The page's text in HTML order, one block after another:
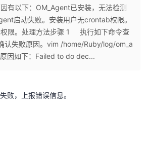
有以下：OM_Agent已安装，无法检测
启动失败。安装用户无crontab权限。
权限。处理方法步骤 1 执行如下命令查
认失败原因。vim /home/Ruby/log/om_a
因如下：Failed to do dec...
败，上报错误信息。